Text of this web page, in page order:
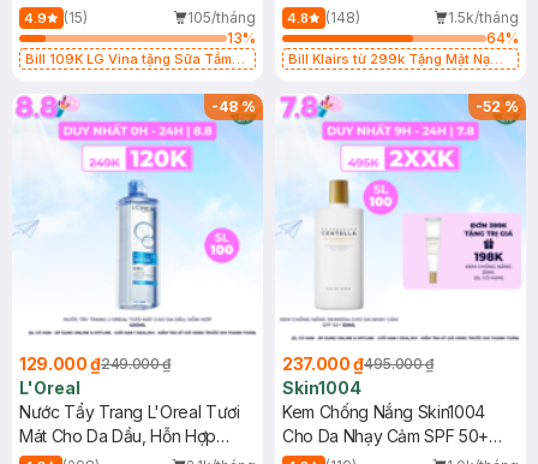
120g
4.9 (15)
105/tháng
13%
Bill 109K LG Vina tặng Sữa Tắm
(SL có hạn)
4.8 (148)
1.5k/tháng
64%
Bill Klairs từ 299k Tặng Mặt Nạ
25ml (SL Có Hạn)
-48%
129.000 ₫249.000 ₫
L'Oreal
Nước Tẩy Trang L'Oreal Tươi
Mát Cho Da Dầu, Hỗn Hợp
400ml
-52%
237.000 ₫495.000 ₫
Skin1004
Kem Chống Nắng Skin1004
Cho Da Nhạy Cảm SPF 50+
50ml